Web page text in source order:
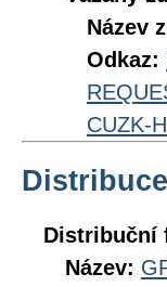
Název
Odkaz:
CUZK-
Distribuce
Distribuční
Název: